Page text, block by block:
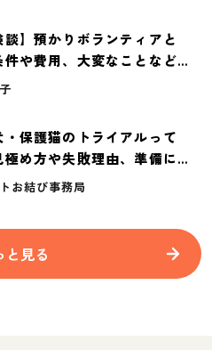
談】預かりボランティアと
件や費用、大変なことなど紹
・保護猫のトライアルって
極め方や失敗理由、準備に必
のを紹介
お結び事務局
と見る